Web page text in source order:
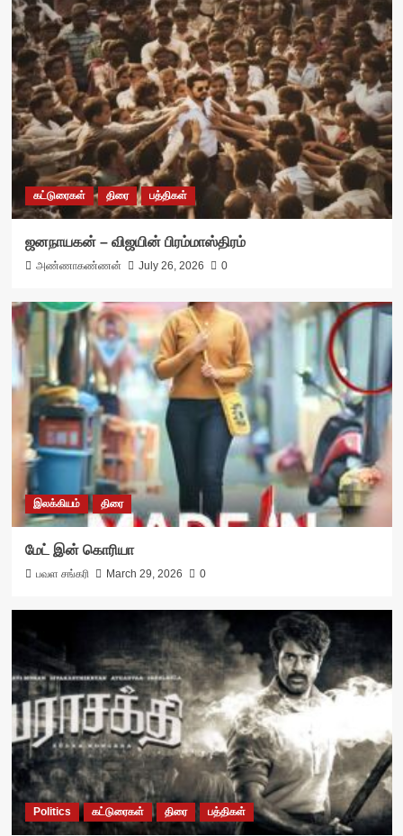
கட்டுரைகள் திரை பத்திகள்
ஜனநாயகன் – விஜயின் பிரம்மாஸ்திரம்
அண்ணாகண்ணன் July 26, 2026 0
இலக்கியம் திரை
மேட் இன் கொரியா
பவள சங்கரி March 29, 2026 0
Politics கட்டுரைகள் திரை பத்திகள்